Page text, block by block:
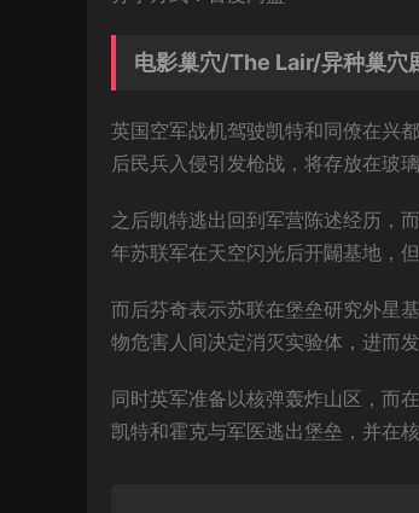
电影巢穴/The Lair/异种巢穴
英国空军战机驾驶凯特和同僚在兴
后民兵入侵引发枪战，将存放在玻
之后凯特逃出回到军营陈述经历，
年苏联军在天空闪光后开闢基地，
而后芬奇表示苏联在堡垒研究外星
物危害人间决定消灭实验体，进而
同时英军准备以核弹轰炸山区，而
凯特和霍克与军医逃出堡垒，并在